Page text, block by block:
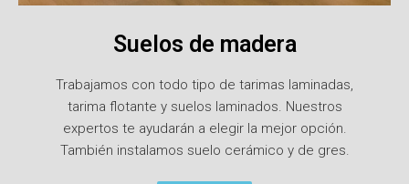
Suelos de madera
Trabajamos con todo tipo de tarimas laminadas,
tarima flotante y suelos laminados. Nuestros
expertos te ayudarán a elegir la mejor opción.
También instalamos suelo cerámico y de gres.